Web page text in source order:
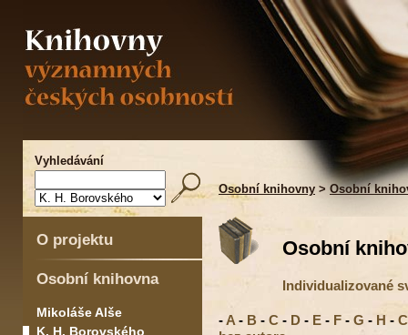
Vyhledávání
Osobní knihovny > Osobní
O projektu
Osobní knihovna
Mikoláše Alše
K. H. Borovského
Osobní
Individualizované
-A - B - C - D - E - F - G - H -